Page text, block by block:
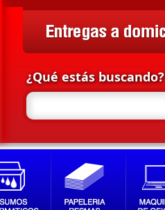
¿Qué estás buscando?